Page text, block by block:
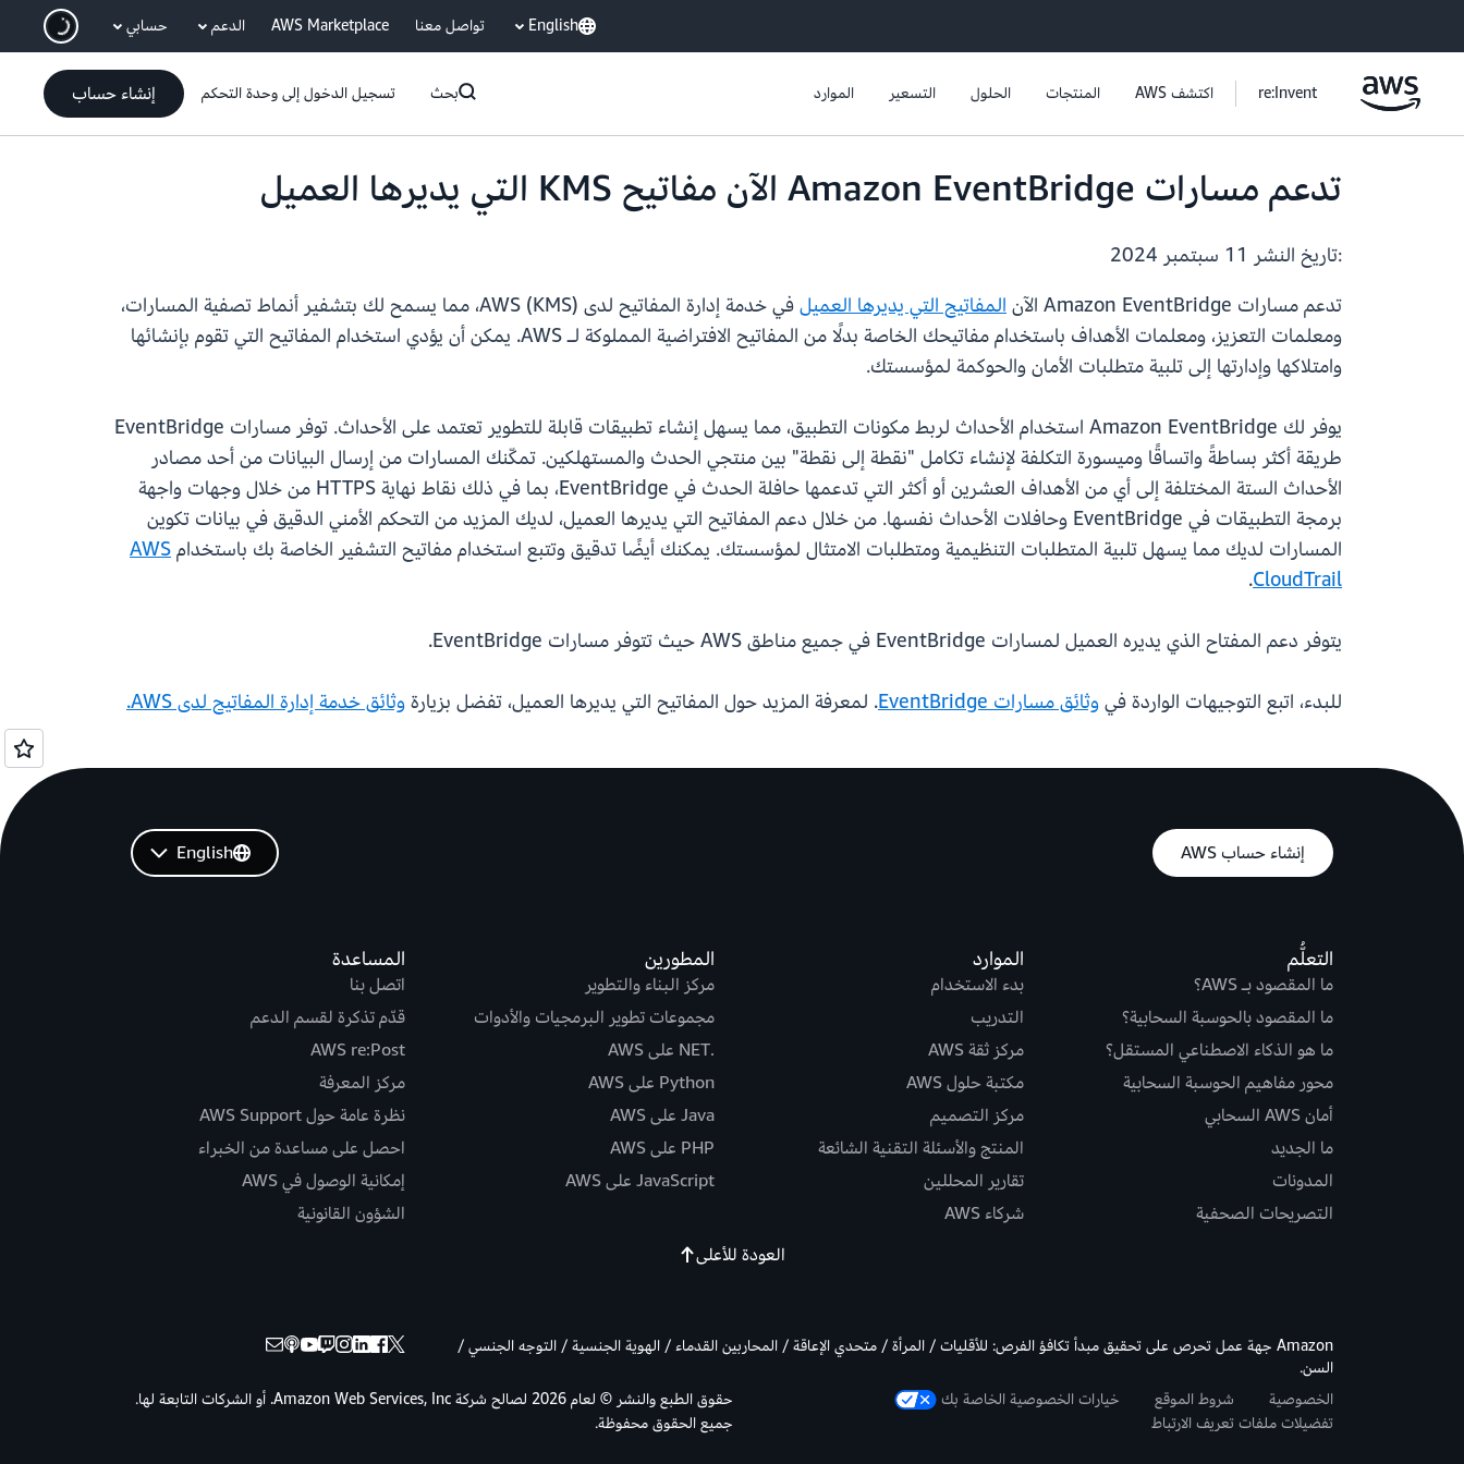
انتقل إلى المحتوى الرئيسي English تواصل معنا AWS Marketplace الدعم حسابي
re:Invent اكتشف AWS المنتجات الحلول التسعير الموارد بحث تسجيل الدخول إلى وحدة التحكم إنشاء حساب
تدعم مسارات Amazon EventBridge الآن مفاتيح KMS التي يديرها العميل
:تاريخ النشر
تدعم مسارات Amazon EventBridge الآن
المفاتيح التي يديرها العميل
في خدمة إدارة المفاتيح لدى AWS (KMS)، مما يسمح لك بتشفير أنماط تصفية المسارات،
ومعلمات التعزيز، ومعلمات الأهداف باستخدام مفاتيحك الخاصة بدلًا من المفاتيح الافتراضية المملوكة لـ AWS. يمكن أن يؤدي استخدام المفاتيح التي تقوم بإنشائها
وامتلاكها وإدارتها إلى تلبية متطلبات الأمان والحوكمة لمؤسستك.
يوفر لك Amazon EventBridge استخدام الأحداث لربط مكونات التطبيق، مما يسهل إنشاء تطبيقات قابلة للتطوير تعتمد على الأحداث. توفر مسارات EventBridge
طريقة أكثر بساطةً واتساقًا وميسورة التكلفة لإنشاء تكامل "نقطة إلى نقطة" بين منتجي الحدث والمستهلكين. تمكّنك المسارات من إرسال البيانات من أحد مصادر
الأحداث الستة المختلفة إلى أي من الأهداف العشرين أو أكثر التي تدعمها حافلة الحدث في EventBridge، بما في ذلك نقاط نهاية HTTPS من خلال وجهات واجهة
برمجة التطبيقات في EventBridge وحافلات الأحداث نفسها. من خلال دعم المفاتيح التي يديرها العميل، لديك المزيد من التحكم الأمني الدقيق في بيانات تكوين
المسارات لديك مما يسهل تلبية المتطلبات التنظيمية ومتطلبات الامتثال لمؤسستك. يمكنك أيضًا تدقيق وتتبع استخدام مفاتيح التشفير الخاصة بك باستخدامAWS
CloudTrail
.
يتوفر دعم المفتاح الذي يديره العميل لمسارات EventBridge في جميع مناطق AWS حيث تتوفر مسارات EventBridge.
للبدء، اتبع التوجيهات الواردة فيوثائق مسارات EventBridge . لمعرفة المزيد حول المفاتيح التي يديرها العميل، تفضل بزيارةوثائق خدمة إدارة المفاتيح لدى AWS.
إنشاء حساب AWS
التعلُّم
ما المقصود بـ AWS؟
ما المقصود بالحوسبة السحابية؟
ما هو الذكاء الاصطناعي المستقل؟
محور مفاهيم الحوسبة السحابية
أمان AWS السحابي
ما الجديد
المدونات
التصريحات الصحفية
الموارد
بدء الاستخدام
التدريب
مركز ثقة AWS
مكتبة حلول AWS
مركز التصميم
المنتج والأسئلة التقنية الشائعة
تقارير المحللين
شركاء AWS
المطورين
مركز البناء والتطوير
مجموعات تطوير البرمجيات والأدوات
.NET على AWS
Python على AWS
Java على AWS
PHP على AWS
JavaScript على AWS
المساعدة
اتصل بنا
قدّم تذكرة لقسم الدعم
AWS re:Post
مركز المعرفة
نظرة عامة حول AWS Support
احصل على مساعدة من الخبراء
إمكانية الوصول في AWS
الشؤون القانونية
English
العودة للأعلى
Amazon جهة عمل تحرص على تحقيق مبدأ تكافؤ الفرص: للأقليات / المرأة / متحدي الإعاقة / المحاربين القدماء / الهوية الجنسية / التوجه الجنسي /
السن.
الخصوصية
شروط الموقع
خيارات الخصوصية الخاصة بك
تفضيلات ملفات تعريف الارتباط
حقوق الطبع والنشر © لعام 2026 لصالح شركة Amazon Web Services, Inc. أو الشركات التابعة لها.
جميع الحقوق محفوظة.